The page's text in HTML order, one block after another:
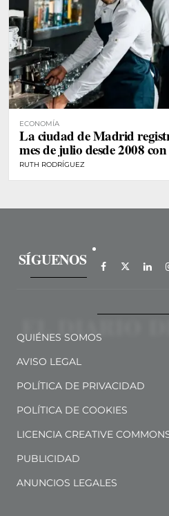
ECONOMÍA
La ciudad de Madrid
mes de julio desde 2008
RUTH RODRÍGUEZ
SÍGUENOS
QUIÉNES SOMOS
AVISO LEGAL
POLÍTICA DE PRIVACIDAD
POLÍTICA DE COOKIES
LICENCIA CREATIVE
PUBLICIDAD
ANUNCIOS LEGALES